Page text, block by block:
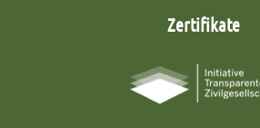
Zertifikate